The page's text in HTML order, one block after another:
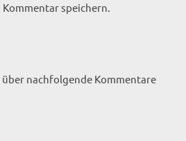
speichern.
nachfolgende Kommentare